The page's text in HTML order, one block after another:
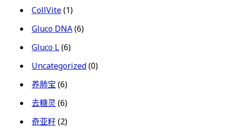
CollVite(1)
Gluco DNA(6)
Gluco L(6)
Uncategorized(0)
养肺宝 (6)
去糖灵(6)
奇亚籽(2)